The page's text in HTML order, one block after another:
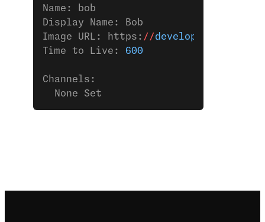
Name: bob
Display Name: Bob
Image URL: https: //
Time to Live: 600
Channels:
  None Set